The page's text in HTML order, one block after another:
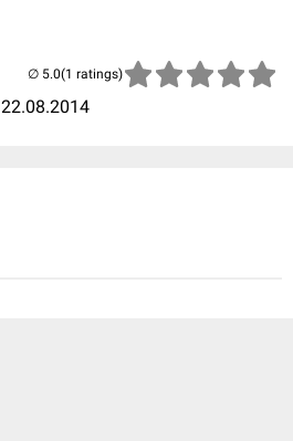
22.08.2014
(1 ratings)